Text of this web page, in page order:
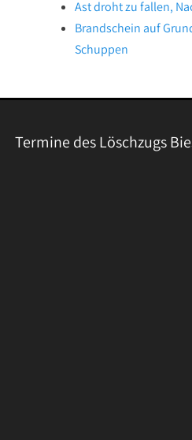
Ast droht zu fallen,
Brandschein auf
Schuppen
Termine des Löschzugs